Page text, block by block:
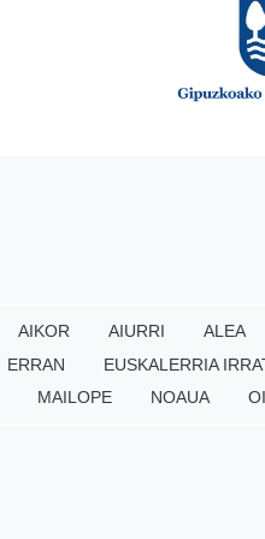
AIKOR AIURRI ALEA
ERRAN EUSKALERRIA
MAILOPE NOAUA